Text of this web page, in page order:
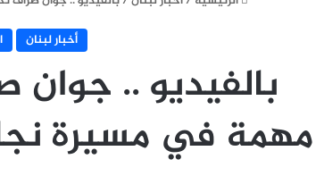
أخبار لبنان
بالفيديو ..
مهمة في مسيرة